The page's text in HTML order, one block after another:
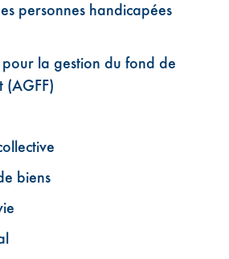
personnes handicapées
la gestion du fond de
(AGFF)
biens